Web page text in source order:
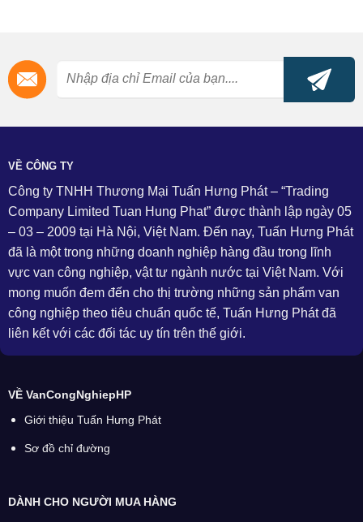
VỀ CÔNG TY
Công ty TNHH Thương Mại Tuấn Hưng Phát – “Trading
Company Limited Tuan Hung Phat” được thành lập ngày 05
– 03 – 2009 tại Hà Nội, Việt Nam. Đến nay, Tuấn Hưng Phát
đã là một trong những doanh nghiệp hàng đầu trong lĩnh
vực van công nghiệp, vật tư ngành nước tại Việt Nam. Với
mong muốn đem đến cho thị trường những sản phẩm van
công nghiệp theo tiêu chuẩn quốc tế, Tuấn Hưng Phát đã
liên kết với các đối tác uy tín trên thế giới.
VỀ VanCongNghiepHP
Giới thiệu Tuấn Hưng Phát
Sơ đồ chỉ đường
DÀNH CHO NGƯỜI MUA HÀNG